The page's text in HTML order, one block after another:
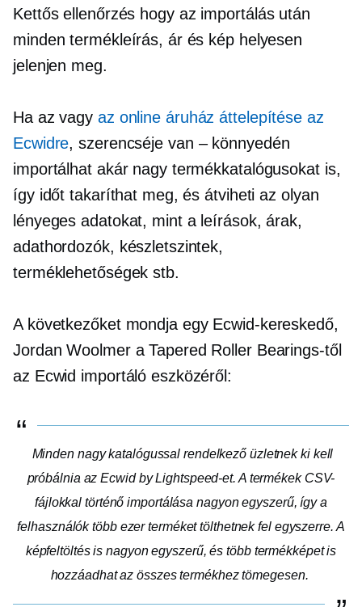
Kettős ellenőrzés hogy az importálás után
minden termékleírás, ár és kép helyesen
jelenjen meg.
Ha az vagy az online áruház áttelepítése az
Ecwidre, szerencséje van – könnyedén
importálhat akár nagy termékkatalógusokat is,
így időt takaríthat meg, és átviheti az olyan
lényeges adatokat, mint a leírások, árak,
adathordozók, készletszintek,
terméklehetőségek stb.
A következőket mondja egy Ecwid-kereskedő,
Jordan Woolmer a Tapered Roller Bearings-től
az Ecwid importáló eszközéről:
Minden nagy katalógussal rendelkező üzletnek ki kell
próbálnia az Ecwid by Lightspeed-et. A termékek CSV-
fájlokkal történő importálása nagyon egyszerű, így a
felhasználók több ezer terméket tölthetnek fel egyszerre. A
képfeltöltés is nagyon egyszerű, és több termékképet is
hozzáadhat az összes termékhez tömegesen.